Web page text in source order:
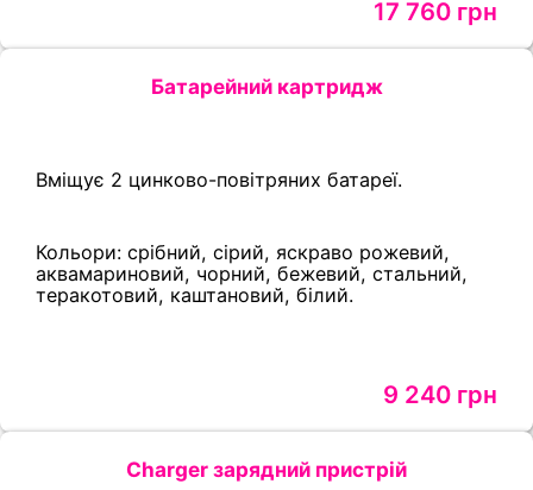
17 760 грн
Батарейний картридж
Вміщує 2 цинково-повітряних батареї.
Кольори: срібний, сірий, яскраво рожевий,
аквамариновий, чорний, бежевий, стальний,
теракотовий, каштановий, білий.
9 240 грн
Charger зарядний пристрій